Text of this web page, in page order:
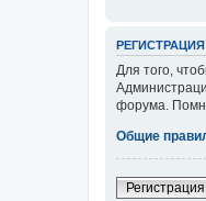
РЕГИСТРАЦИЯ
Для того,
форума.
Общие
Регистрация